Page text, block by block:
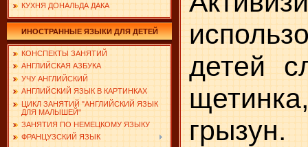
КУХНЯ ДОНАЛЬДА ДАКА
ИНОСТРАННЫЕ ЯЗЫКИ ДЛЯ ДЕТЕЙ
КОНСПЕКТЫ ЗАНЯТИЙ
АНГЛИЙСКАЯ АЗБУКА
УЧУ АНГЛИЙСКИЙ
АНГЛИЙСКИЙ ЯЗЫК В КАРТИНКАХ
ЦИКЛ ЗАНЯТИЙ "АНГЛИЙСКИЙ ЯЗЫК
ДЛЯ МАЛЫШЕЙ"
ЗАНЯТИЯ ПО НЕМЕЦКОМУ ЯЗЫКУ
ФРАНЦУЗСКИЙ ЯЗЫК
детей
грызун.